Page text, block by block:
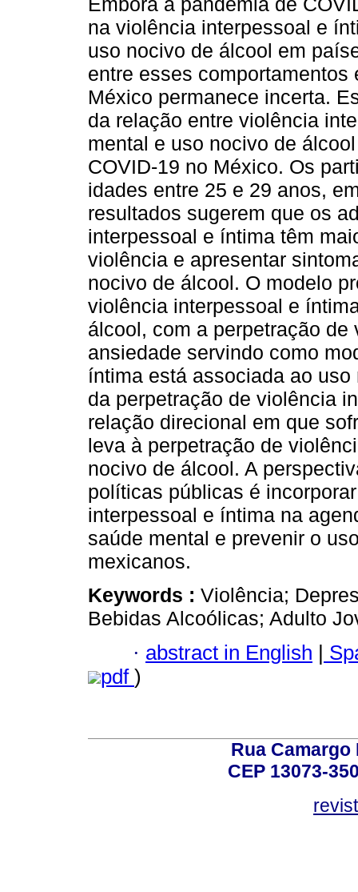
na violência interpessoal e
uso nocivo de álcool em
entre esses
México permanece incerta.
da relação entre violência
mental e uso nocivo de
COVID-19 no México. Os
idades entre 25 e 29 anos,
resultados sugerem que os
interpessoal e íntima têm
violência e apresentar
nocivo de álcool. O modelo
violência interpessoal e
álcool, com a perpetração
ansiedade servindo como
íntima está associada ao
da perpetração de violência
relação direcional em que
leva à perpetração de
nocivo de álcool. A
políticas públicas é
interpessoal e íntima na
saúde mental e prevenir o
mexicanos.
Keywords : Violência;
Bebidas Alcoólicas; Adulto
· abstract in English |
pdf )
Rua Camargo
CEP 13073-